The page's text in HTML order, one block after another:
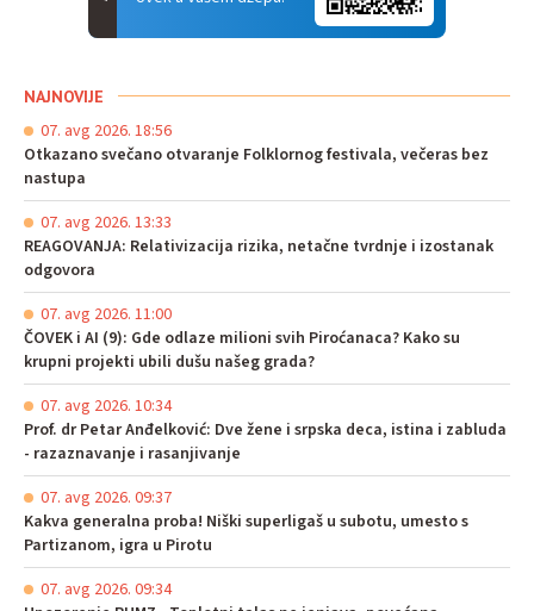
NAJNOVIJE
07. avg 2026. 18:56
Otkazano svečano otvaranje Folklornog festivala, večeras bez
nastupa
07. avg 2026. 13:33
REAGOVANJA: Relativizacija rizika, netačne tvrdnje i izostanak
odgovora
07. avg 2026. 11:00
ČOVEK i AI (9): Gde odlaze milioni svih Piroćanaca? Kako su
krupni projekti ubili dušu našeg grada?
07. avg 2026. 10:34
Prof. dr Petar Anđelković: Dve žene i srpska deca, istina i zabluda
- razaznavanje i rasanjivanje
07. avg 2026. 09:37
Kakva generalna proba! Niški superligaš u subotu, umesto s
Partizanom, igra u Pirotu
07. avg 2026. 09:34